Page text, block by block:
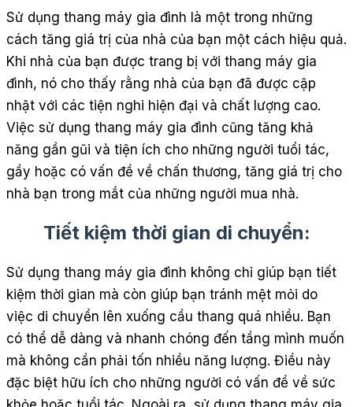
Sử dụng thang máy gia đình là một trong những
cách tăng giá trị của nhà của bạn một cách hiệu quả.
Khi nhà của bạn được trang bị với thang máy gia
đình, nó cho thấy rằng nhà của bạn đã được cập
nhật với các tiện nghi hiện đại và chất lượng cao.
Việc sử dụng thang máy gia đình cũng tăng khả
năng gần gũi và tiện ích cho những người tuổi tác,
gầy hoặc có vấn đề về chấn thương, tăng giá trị cho
nhà bạn trong mắt của những người mua nhà.
Tiết kiệm thời gian di chuyển:
Sử dụng thang máy gia đình không chỉ giúp bạn tiết
kiệm thời gian mà còn giúp bạn tránh mệt mỏi do
việc di chuyển lên xuống cầu thang quá nhiều. Bạn
có thể dễ dàng và nhanh chóng đến tầng mình muốn
mà không cần phải tốn nhiều năng lượng. Điều này
đặc biệt hữu ích cho những người có vấn đề về sức